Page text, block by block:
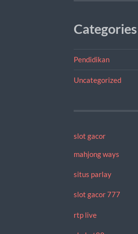
Categories
Pendidikan
Uncategorized
slot gacor
mahjong ways
situs parlay
slot gacor 777
rtp live